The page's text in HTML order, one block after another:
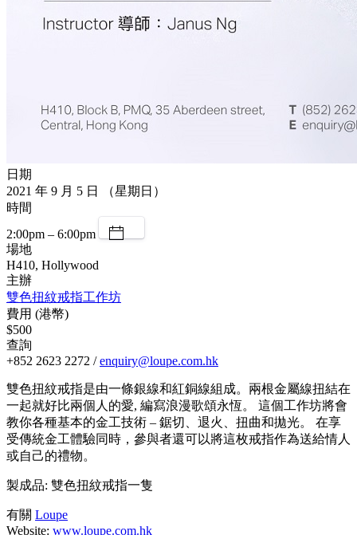
日期
2021 年 9 月 5 日 （星期日）
時間
2:00pm – 6:00pm
場地
H410, Hollywood
主辦
雙色扭紋戒指工作坊
費用 (港幣)
$500
查詢
+852 2623 2272 /enquiry@loupe.com.hk
雙色扭紋戒指是由一條銀線和紅銅線組成。兩根金屬線扭結在
一起就好比兩個人的愛, 編寫浪漫歌頌永恆。 這個工作坊將會
教你各種基本的金工技術 – 鋸切、退火、扭曲和拋光。 在享
受傳統金工體驗同時，參與者還可以將這枚戒指作為送給情人
或自己的禮物。
製成品: 雙色扭紋戒指一隻
有關 Loupe
Website: www.loupe.com.hk